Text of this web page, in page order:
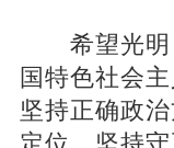
希望光明
国特色社会
坚持正确政
定位，坚持